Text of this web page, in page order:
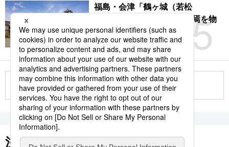
5
福島・会津「鶴ヶ城（若松
城）」：サムライの時代終焉を物
語る赤瓦の名城
2026.08.09
もっと見る
注目のキーワード